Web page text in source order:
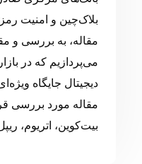
بلاک‌چین و امنیت
مقاله، به بررسی و
می‌پردازیم که در
دیجیتال جایگاه
مقاله مورد بررسی
بیت‌کوین، اتریوم،